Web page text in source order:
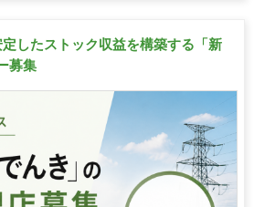
したストック収益を構築する「新
募集